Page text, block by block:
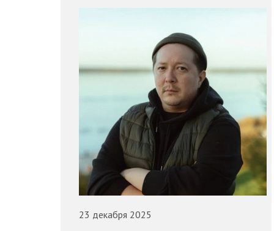
23 декабря 2025